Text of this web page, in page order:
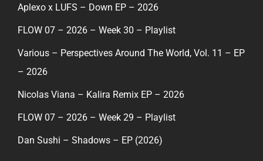
Aplexo x LUFS – Down EP – 2026
FLOW 07 – 2026 – Week 30 – Playlist
Various – Perspectives Around The World, Vol. 11 – EP
– 2026
Nicolas Viana – Kalira Remix EP – 2026
FLOW 07 – 2026 – Week 29 – Playlist
Dan Sushi – Shadows – EP (2026)